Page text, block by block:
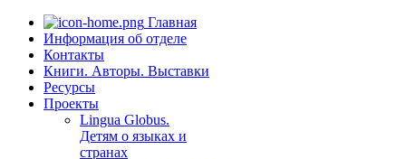
Главная
Информация об отделе
Контакты
Книги. Авторы. Выставки
Ресурсы
Проекты
Lingua Globus.
Детям о языках и
странах